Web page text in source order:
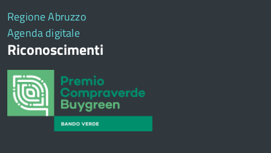
Regione Abruzzo
Agenda digitale
Riconoscimenti